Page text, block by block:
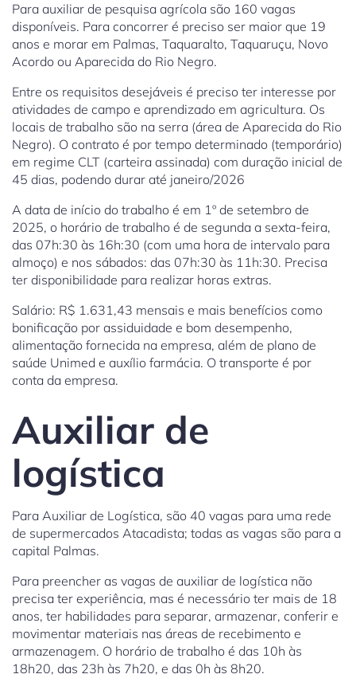
Para auxiliar de pesquisa agrícola são 160 vagas
disponíveis. Para concorrer é preciso ser maior que 19
anos e morar em Palmas, Taquaralto, Taquaruçu, Novo
Acordo ou Aparecida do Rio Negro.
Entre os requisitos desejáveis é preciso ter interesse por
atividades de campo e aprendizado em agricultura. Os
locais de trabalho são na serra (área de Aparecida do Rio
Negro). O contrato é por tempo determinado (temporário)
em regime CLT (carteira assinada) com duração inicial de
45 dias, podendo durar até janeiro/2026
A data de início do trabalho é em 1º de setembro de
2025, o horário de trabalho é de segunda a sexta-feira,
das 07h:30 às 16h:30 (com uma hora de intervalo para
almoço) e nos sábados: das 07h:30 às 11h:30. Precisa
ter disponibilidade para realizar horas extras.
Salário: R$ 1.631,43 mensais e mais benefícios como
bonificação por assiduidade e bom desempenho,
alimentação fornecida na empresa, além de plano de
saúde Unimed e auxílio farmácia. O transporte é por
conta da empresa.
Auxiliar de
logística
Para Auxiliar de Logística, são 40 vagas para uma rede
de supermercados Atacadista; todas as vagas são para a
capital Palmas.
Para preencher as vagas de auxiliar de logística não
precisa ter experiência, mas é necessário ter mais de 18
anos, ter habilidades para separar, armazenar, conferir e
movimentar materiais nas áreas de recebimento e
armazenagem. O horário de trabalho é das 10h às
18h20, das 23h às 7h20, e das 0h às 8h20.